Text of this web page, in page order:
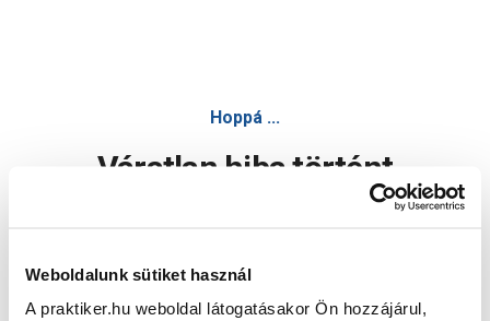
Weboldalunk sütiket használ
A praktiker.hu weboldal látogatásakor Ön hozzájárul,
Hoppá ...
Váratlan hiba történt
Oldal újratöltése